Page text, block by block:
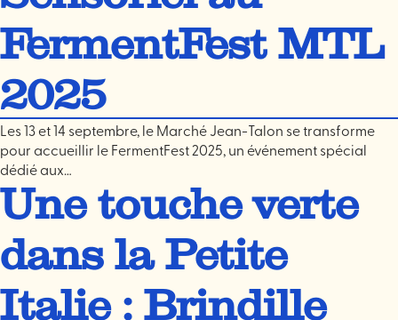
FermentFest MTL
2025
Les 13 et 14 septembre, le Marché Jean-Talon se transforme
pour accueillir le FermentFest 2025, un événement spécial
dédié aux…
Une touche verte
dans la Petite
Italie : Brindille